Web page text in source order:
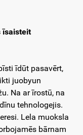
īsaisteit
īdūt pasavērt,
juobyun
Na ar īrostū, na
tehnologejis.
Lela muoksla
bārnam